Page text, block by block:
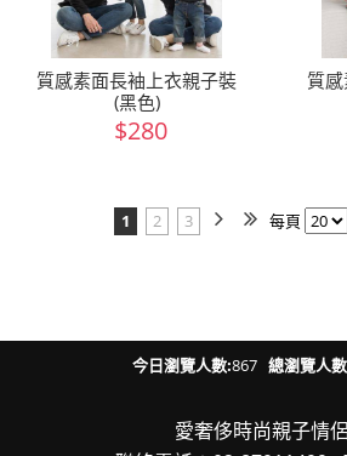
質感素面長袖上衣親子裝
(黑色)
$280
質
1 2 3 每頁
今日瀏覽人數:867 總瀏覽人
愛奢侈時尚親子情